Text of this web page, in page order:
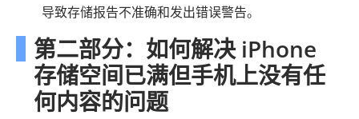
导致存储报告不准确和发出错误警告。
第二部分：如何解决 iPhone
存储空间已满但手机上没有任
何内容的问题